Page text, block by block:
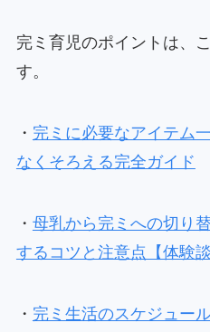
完ミ育児のポイントは、
す。
・ 完ミに必要なアイテム
なくそろえる完全ガイド
・ 母乳から完ミへの切り
するコツと注意点【体験談
・ 完ミ生活のスケジュー